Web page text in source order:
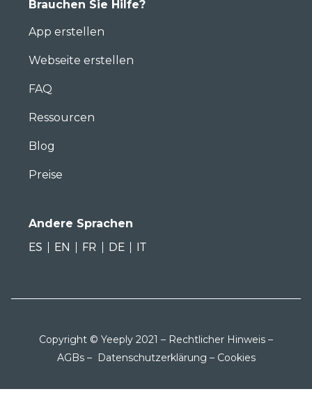
Brauchen Sie Hilfe?
App erstellen
Webseite erstellen
FAQ
Ressourcen
Blog
Preise
Andere Sprachen
ES
EN FR DE IT
Copyright © Yeeply 2021 – Rechtlicher Hinweis –
AGBs– Datenschutzerklärung – Cookies